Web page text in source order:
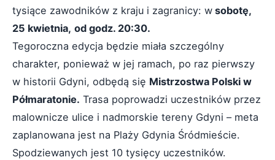
tysiące zawodników z kraju i zagranicy: w sobotę,
25 kwietnia, od godz. 20:30.
Tegoroczna edycja będzie miała szczególny
charakter, ponieważ w jej ramach, po raz pierwszy
w historii Gdyni, odbędą się Mistrzostwa Polski w
Półmaratonie. Trasa poprowadzi uczestników przez
malownicze ulice i nadmorskie tereny Gdyni – meta
zaplanowana jest na Plaży Gdynia Śródmieście.
Spodziewanych jest 10 tysięcy uczestników.